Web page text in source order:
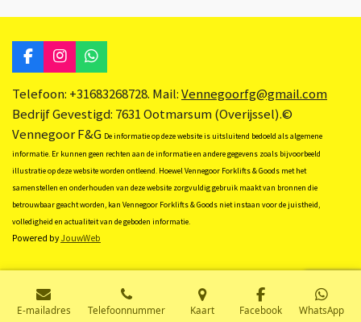
F
a
c
e
b
o
o
k
I
n
s
t
a
g
r
a
m
W
h
a
t
s
A
p
p
Telefoon: +31683268728. Mail:Vennegoorfg@gmail.com
Bedrijf Gevestigd: 7631 Ootmarsum (Overijssel).©
Vennegoor F&G De informatie op deze website is uitsluitend bedoeld als algemene
informatie. Er kunnen geen rechten aan de informatie en andere gegevens zoals bijvoorbeeld
illustratie op deze website worden ontleend. Hoewel Vennegoor Forklifts & Goods met het
samenstellen en onderhouden van deze website zorgvuldig gebruik maakt van bronnen die
betrouwbaar geacht worden, kan Vennegoor Forklifts & Goods niet instaan voor de juistheid,
volledigheid en actualiteit van de geboden informatie.
Powered byJouwWeb
E-mailadres Telefoonnummer Kaart Facebook WhatsApp